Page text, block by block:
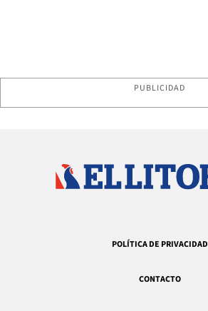
PUBLICIDAD
POLÍTICA DE PRIVACIDAD
CONTACTO